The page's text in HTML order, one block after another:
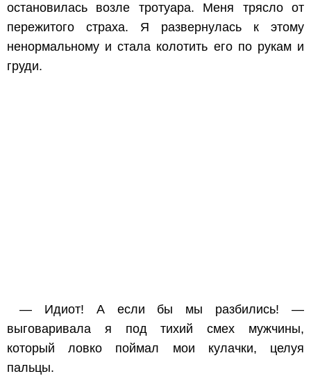
остановилась возле тротуара. Меня трясло от
пережитого страха. Я развернулась к этому
ненормальному и стала колотить его по рукам и
груди.
— Идиот! А если бы мы разбились! —
выговаривала я под тихий смех мужчины,
который ловко поймал мои кулачки, целуя
пальцы.